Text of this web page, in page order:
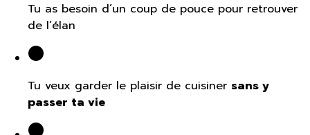
Tu as besoin d’un coup de pouce pour retrouver
de l’élan
Tu veux garder le plaisir de cuisiner sans y
passer ta vie